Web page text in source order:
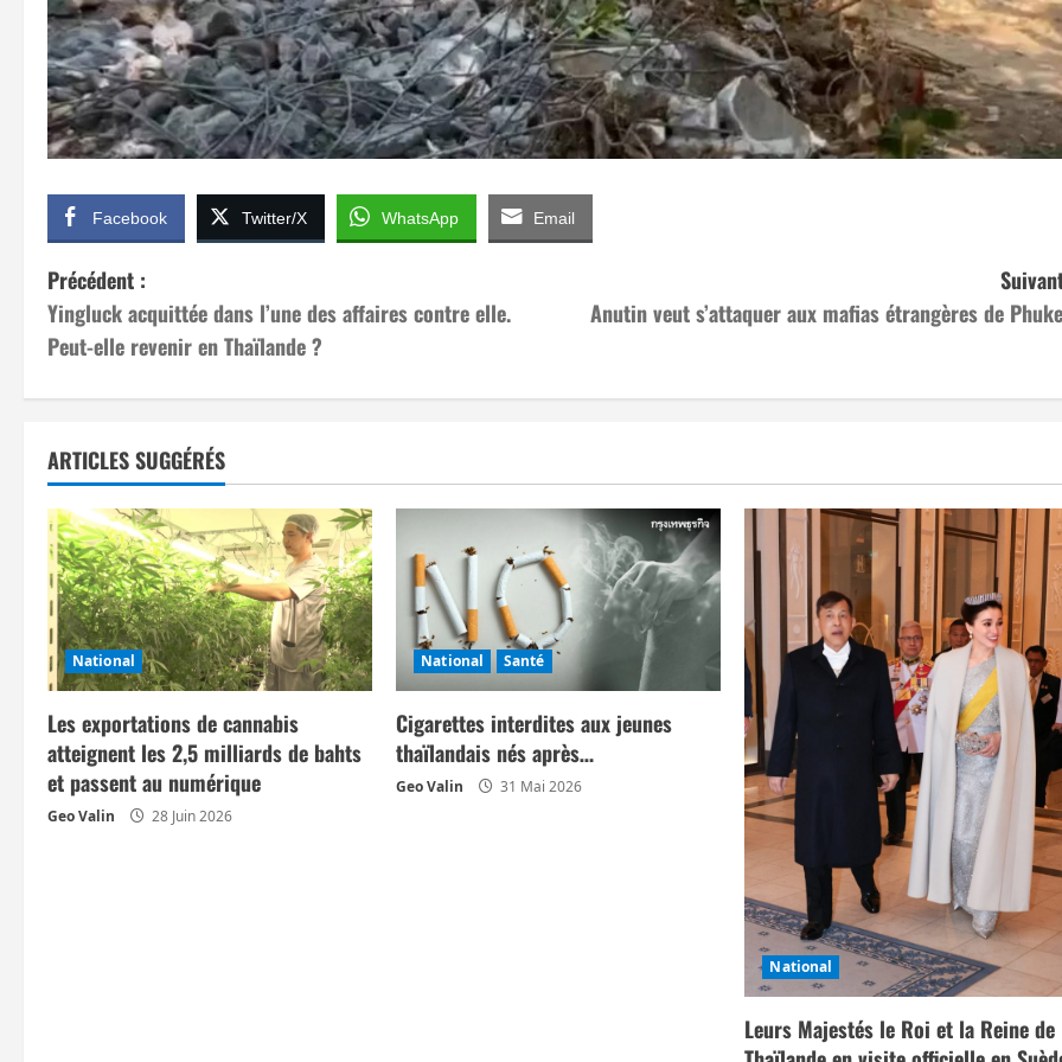
Facebook Twitter/X WhatsApp Email
N
a
v
g
a
t
i
o
n
d
’
Précédent :
Yingluck acquittée dans l’une des affaires contre elle.
Peut-elle revenir en Thaïlande ?
Anutin veut s’attaquer aux mafias étrangères de
ARTICLES SUGGÉRÉS
National
Les exportations de cannabis
atteignent les 2,5 milliards de bahts
et passent au numérique
Geo Valin 28 Juin 2026
National Santé
Cigarettes interdites aux jeunes
thaïlandais nés après…
Geo Valin 31 Mai 2026
National
Leurs Majestés le Roi et la Reine de